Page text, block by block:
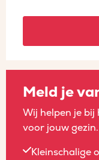
Meld je
Wij helpen je
voor jouw
Kleinschalige